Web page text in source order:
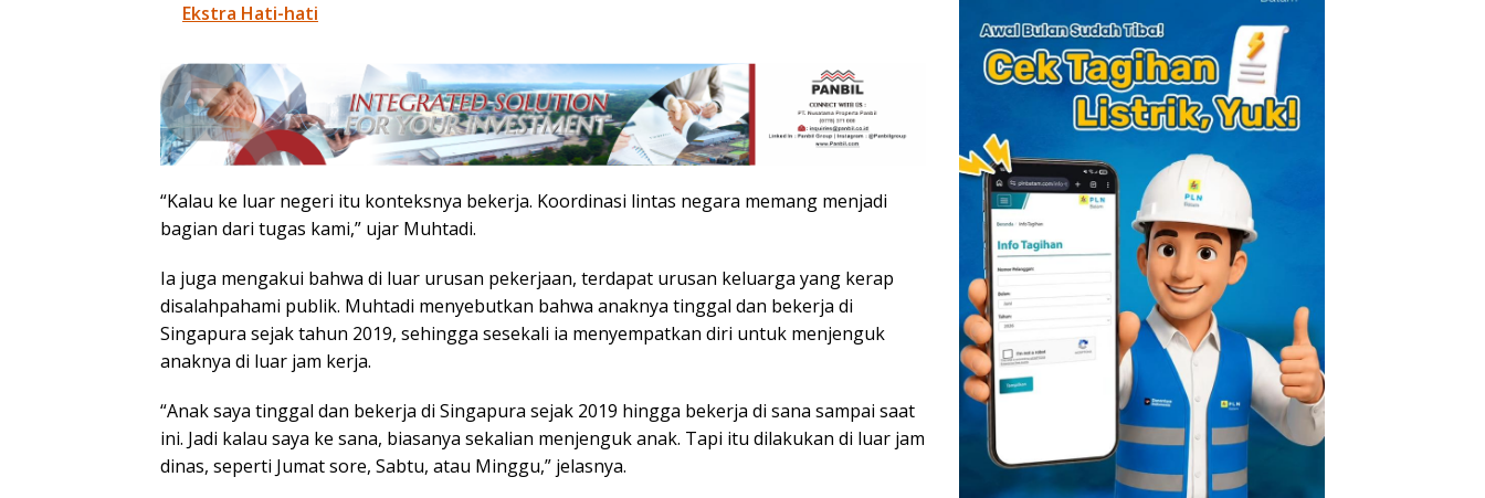
Ekstra Hati-hati
“Kalau ke luar negeri itu konteksnya bekerja. Koordinasi lintas negara memang menjadi
bagian dari tugas kami,” ujar Muhtadi.
Ia juga mengakui bahwa di luar urusan pekerjaan, terdapat urusan keluarga yang kerap
disalahpahami publik. Muhtadi menyebutkan bahwa anaknya tinggal dan bekerja di
Singapura sejak tahun 2019, sehingga sesekali ia menyempatkan diri untuk menjenguk
anaknya di luar jam kerja.
“Anak saya tinggal dan bekerja di Singapura sejak 2019 hingga bekerja di sana sampai saat
ini. Jadi kalau saya ke sana, biasanya sekalian menjenguk anak. Tapi itu dilakukan di luar jam
dinas, seperti Jumat sore, Sabtu, atau Minggu,” jelasnya.